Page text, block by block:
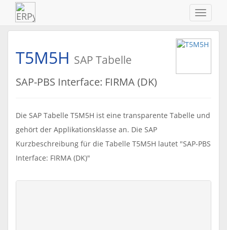
ein-/
T5M5H SAP Tabelle
SAP-PBS Interface: FIRMA (DK)
Die SAP Tabelle T5M5H ist eine transparente Tabelle und
gehört der Applikationsklasse an. Die SAP
Kurzbeschreibung für die Tabelle T5M5H lautet "SAP-PBS
Interface: FIRMA (DK)"